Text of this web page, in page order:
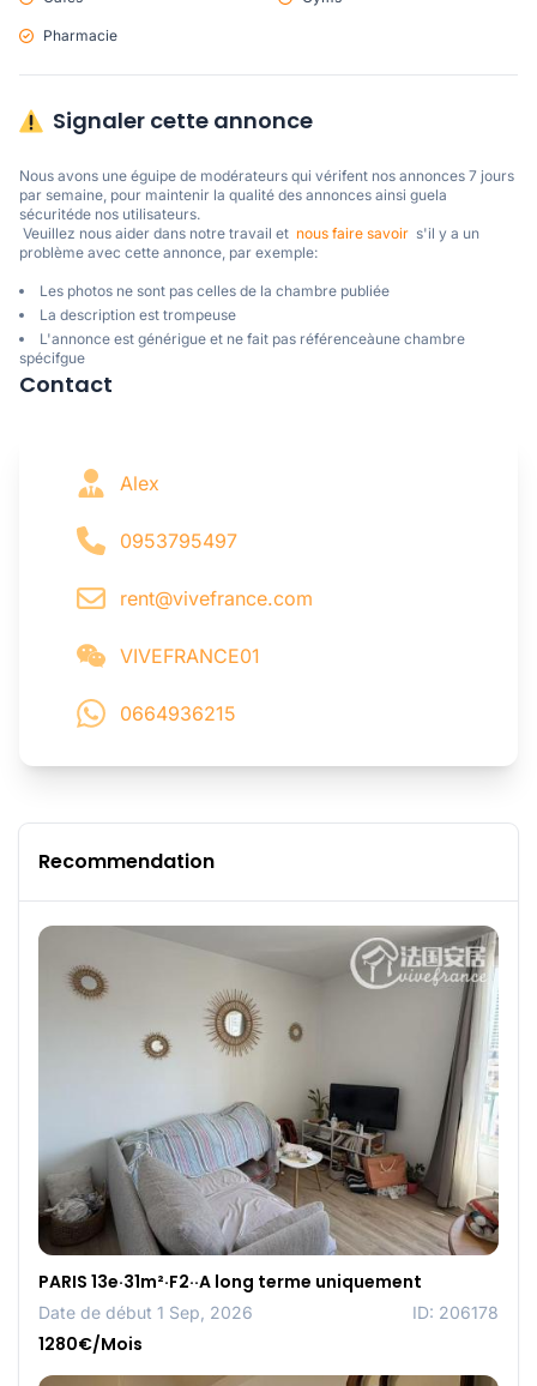
Pharmacie
Signaler cette annonce
Nous avons une éguipe de modérateurs qui vérifent nos annonces 7 jours
par semaine, pour maintenir la qualité des annonces ainsi guela
sécuritéde nos utilisateurs.
Veuillez nous aider dans notre travail et nous faire savoir
  s'il y a un
problème avec cette annonce, par exemple:
Les photos ne sont pas celles de la chambre publiée
La description est trompeuse
L'annonce est générigue et ne fait pas référenceàune chambre
spécifgue
Contact
Alex
0953795497
rent@vivefrance.com
VIVEFRANCE01
0664936215
Recommendation
PARIS 13e·31m²·F2··A long terme uniquement
Date de début 1 Sep, 2026 ID: 206178
1280€/Mois